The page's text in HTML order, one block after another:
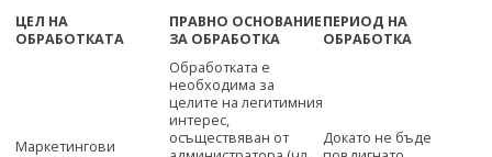
ЦЕЛ НА
ОБРАБОТКАТА
ПРАВНО ОСНОВАНИЕ
ЗА ОБРАБОТКА
ПЕРИОД НА
ОБРАБОТКА
Маркетингови
Обработката е
необходима за
целите на легитимния
интерес,
осъществяван от
Докато не бъде